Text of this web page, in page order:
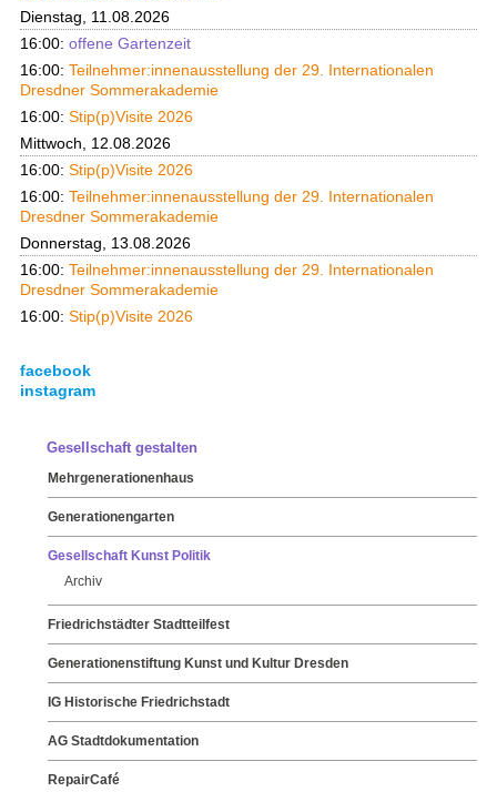
Dienstag, 11.08.2026
16:00: offene Gartenzeit
16:00: Teilnehmer:innenausstellung der 29. Internationalen
Dresdner Sommerakademie
16:00: Stip(p)Visite 2026
Mittwoch, 12.08.2026
16:00: Stip(p)Visite 2026
16:00: Teilnehmer:innenausstellung der 29. Internationalen
Dresdner Sommerakademie
Donnerstag, 13.08.2026
16:00: Teilnehmer:innenausstellung der 29. Internationalen
Dresdner Sommerakademie
16:00: Stip(p)Visite 2026
facebook
instagram
Gesellschaft gestalten
Mehrgenerationenhaus
Generationengarten
Gesellschaft Kunst Politik
Archiv
Friedrichstädter Stadtteilfest
Generationenstiftung Kunst und Kultur Dresden
IG Historische Friedrichstadt
AG Stadtdokumentation
RepairCafé